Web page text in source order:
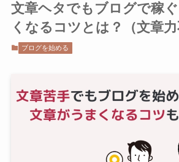
文章ヘタでもブログで稼
くなるコツとは？（文章力
ブログを始める